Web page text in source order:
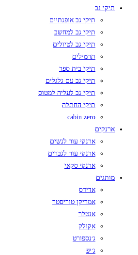
תיקי גב
תיקי גב אופנתיים
תיקי גב למחשב
תיקי גב לטיולים
תרמילים
תיקי בית ספר
תיקי גב עם גלגלים
תיקי גב לעליה למטוס
תיקי החתלה
cabin zero
ארנקים
ארנקי עור לנשים
ארנקי עור לגברים
ארנקי סקאי
מותגים
אדידס
אמריקן טוריסטר
אנטלר
אקולק
ג׳נספורט
ג׳יפ